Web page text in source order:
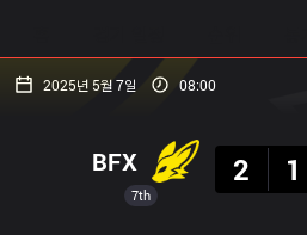
2025년 5월 7일 08:00
7th
BFX
2
1